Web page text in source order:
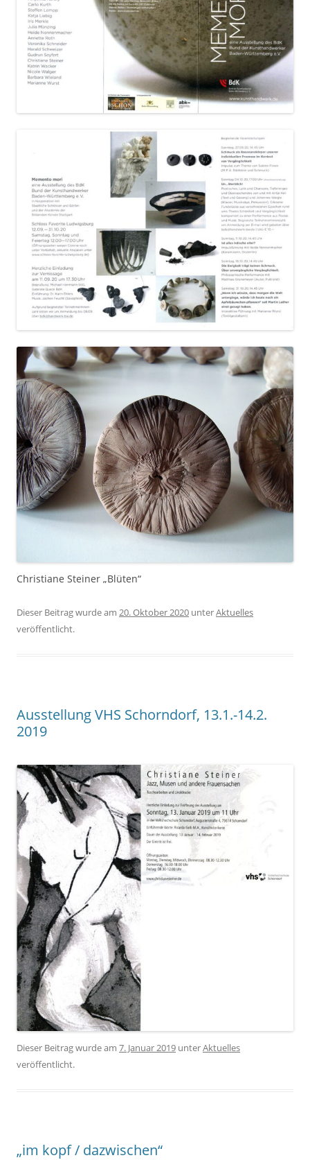
Christiane Steiner „Blüten“
Dieser Beitrag wurde am 20. Oktober 2020 unterAktuelles
veröffentlicht.
Ausstellung VHS Schorndorf, 13.1.-14.2.
2019
Dieser Beitrag wurde am 7. Januar 2019 unterAktuelles
veröffentlicht.
„im kopf / dazwischen“